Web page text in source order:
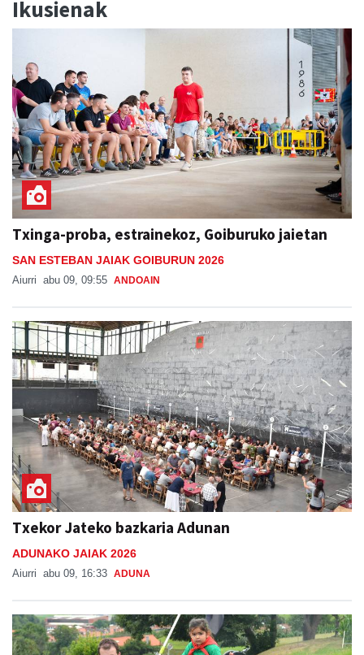
Ikusienak
Txinga-proba, estrainekoz, Goiburuko jaietan
SAN ESTEBAN JAIAK GOIBURUN 2026
Aiurri abu 09, 09:55 ANDOAIN
Txekor Jateko bazkaria Adunan
ADUNAKO JAIAK 2026
Aiurri abu 09, 16:33 ADUNA